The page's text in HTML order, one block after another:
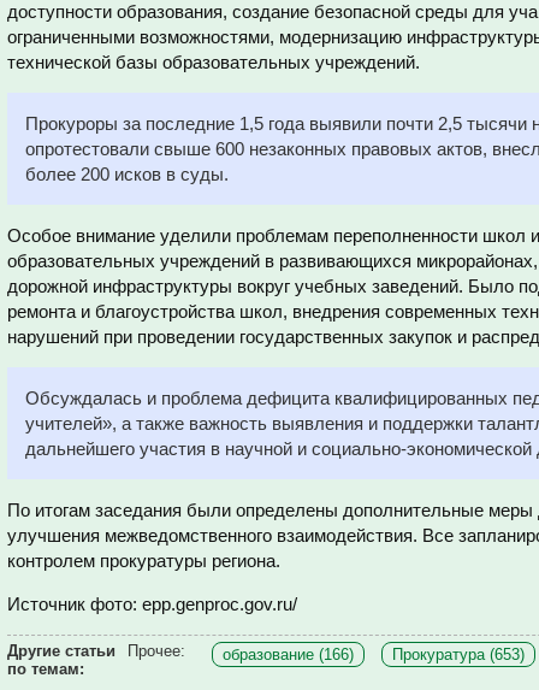
доступности образования, создание безопасной среды для
ограниченными возможностями, модернизацию
технической базы образовательных учреждений.
Прокуроры за последние 1,5 года выявили почти 2,5
опротестовали свыше 600 незаконных правовых актов,
более 200 исков в суды.
Особое внимание уделили проблемам переполненности школ
образовательных учреждений в развивающихся
дорожной инфраструктуры вокруг учебных заведений. Было
ремонта и благоустройства школ, внедрения современных
нарушений при проведении государственных закупок и
Обсуждалась и проблема дефицита квалифицированных
учителей», а также важность выявления и поддержки
дальнейшего участия в научной и социально-
По итогам заседания были определены дополнительные меры
улучшения межведомственного взаимодействия. Все
контролем прокуратуры региона.
Источник фото: epp.genproc.gov.ru/
Другие статьи
по темам:
Прочее: образование (166) Прокуратура (653)